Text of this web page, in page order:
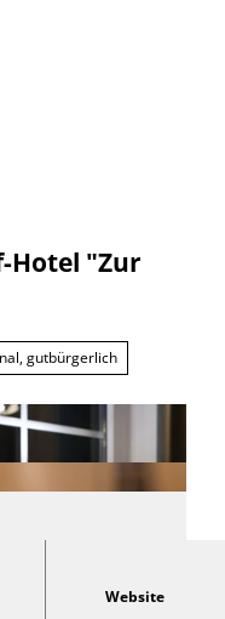
Hotel "Zur
gutbürgerlich
Website
liegt am